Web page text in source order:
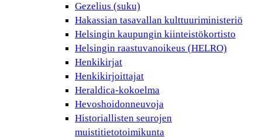
Gezelius (suku)
Hakassian tasavallan kulttuuriministeriö
Helsingin kaupungin kiinteistökortisto
Helsingin raastuvanoikeus (HELRO)
Henkikirjat
Henkikirjoittajat
Heraldica-kokoelma
Hevoshoidonneuvoja
Historiallisten seurojen
muistitietotoimikunta